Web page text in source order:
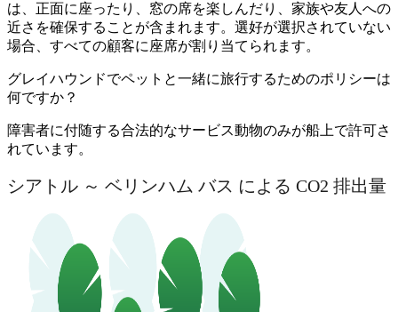
は、正面に座ったり、窓の席を楽しんだり、家族や友人への
近さを確保することが含まれます。選好が選択されていない
場合、すべての顧客に座席が割り当てられます。
グレイハウンドでペットと一緒に旅行するためのポリシーは
何ですか？
障害者に付随する合法的なサービス動物のみが船上で許可さ
れています。
シアトル ～ ベリンハム バス による CO2 排出量